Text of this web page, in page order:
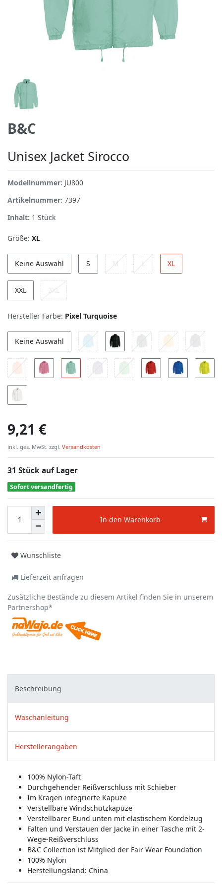
B&C
Unisex Jacket Sirocco
Modellnummer: JU800
Artikelnummer: 7397
Inhalt: 1 Stück
Größe: XL
Keine Auswahl S M L XL
XXL 3XL
Hersteller Farbe: Pixel Turquoise
Keine Auswahl
9,21 €
inkl. ges. MwSt. zzgl. Versandkosten
31 Stück auf Lager
Sofort versandfertig
In den Warenkorb
Wunschliste
Lieferzeit anfragen
Zusätzliche Bestände zu diesem Artikel finden Sie in unserem
Partnershop*
Beschreibung
Waschanleitung
Herstellerangaben
100% Nylon-Taft
Durchgehender Reißverschluss mit Schieber
Im Kragen integrierte Kapuze
Verstellbare Windschutzkapuze
Verstellbarer Bund unten mit elastischem Kordelzug
Falten und Verstauen der Jacke in einer Tasche mit 2-
Wege-Reißverschluss
B&C Collection ist Mitglied der Fair Wear Foundation
100% Nylon
Herstellungsland: China